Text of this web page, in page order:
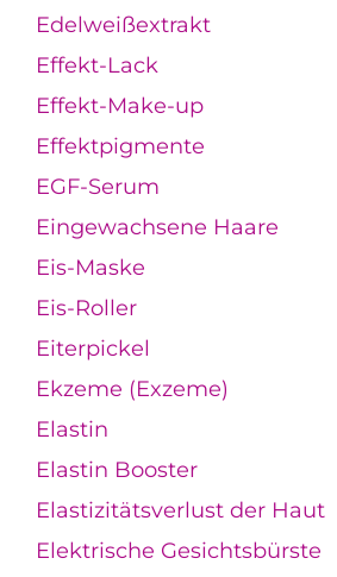
Edelweißextrakt
Effekt-Lack
Effekt-Make-up
Effektpigmente
EGF-Serum
Eingewachsene Haare
Eis-Maske
Eis-Roller
Eiterpickel
Ekzeme (Exzeme)
Elastin
Elastin Booster
Elastizitätsverlust der Haut
Elektrische Gesichtsbürste